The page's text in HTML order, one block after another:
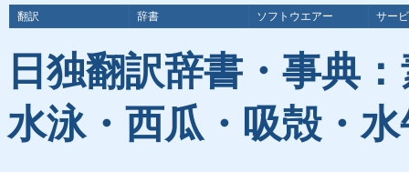
翻訳 辞書 ソフトウエアー サー
日独翻訳辞書・事典
水泳・西瓜・吸殻・